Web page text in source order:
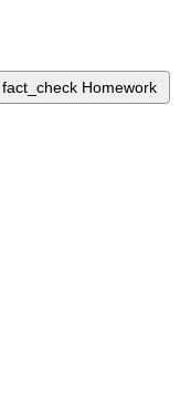
fact_check Homework